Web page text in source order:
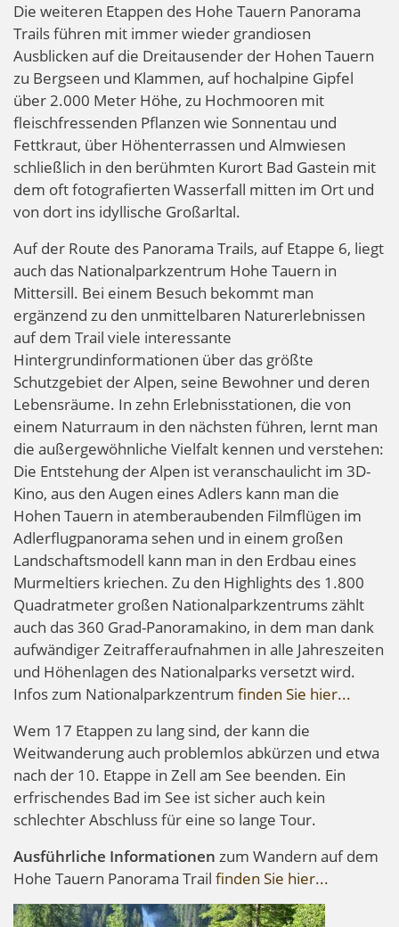
Die weiteren Etappen des Hohe Tauern Panorama
Trails führen mit immer wieder grandiosen
Ausblicken auf die Dreitausender der Hohen Tauern
zu Bergseen und Klammen, auf hochalpine Gipfel
über 2.000 Meter Höhe, zu Hochmooren mit
fleischfressenden Pflanzen wie Sonnentau und
Fettkraut, über Höhenterrassen und Almwiesen
schließlich in den berühmten Kurort Bad Gastein mit
dem oft fotografierten Wasserfall mitten im Ort und
von dort ins idyllische Großarltal.
Auf der Route des Panorama Trails, auf Etappe 6, liegt
auch das Nationalparkzentrum Hohe Tauern in
Mittersill. Bei einem Besuch bekommt man
ergänzend zu den unmittelbaren Naturerlebnissen
auf dem Trail viele interessante
Hintergrundinformationen über das größte
Schutzgebiet der Alpen, seine Bewohner und deren
Lebensräume. In zehn Erlebnisstationen, die von
einem Naturraum in den nächsten führen, lernt man
die außergewöhnliche Vielfalt kennen und verstehen:
Die Entstehung der Alpen ist veranschaulicht im 3D-
Kino, aus den Augen eines Adlers kann man die
Hohen Tauern in atemberaubenden Filmflügen im
Adlerflugpanorama sehen und in einem großen
Landschaftsmodell kann man in den Erdbau eines
Murmeltiers kriechen. Zu den Highlights des 1.800
Quadratmeter großen Nationalparkzentrums zählt
auch das 360 Grad-Panoramakino, in dem man dank
aufwändiger Zeitrafferaufnahmen in alle Jahreszeiten
und Höhenlagen des Nationalparks versetzt wird.
Infos zum Nationalparkzentrum finden Sie hier...
Wem 17 Etappen zu lang sind, der kann die
Weitwanderung auch problemlos abkürzen und etwa
nach der 10. Etappe in Zell am See beenden. Ein
erfrischendes Bad im See ist sicher auch kein
schlechter Abschluss für eine so lange Tour.
Ausführliche Informationen zum Wandern auf dem
Hohe Tauern Panorama Trail finden Sie hier...